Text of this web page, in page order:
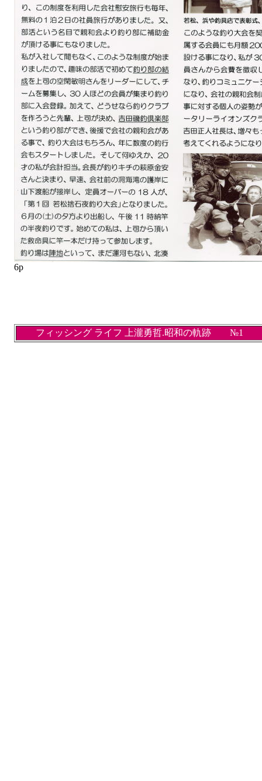
6p
フィッシング ライフ 上瀧勇哲.昭和の軌跡